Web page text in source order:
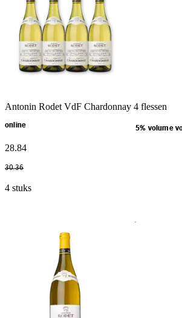
Antonin Rodet VdF Chardonnay 4 flessen
online 5% volume
28.84
30.36
4 stuks